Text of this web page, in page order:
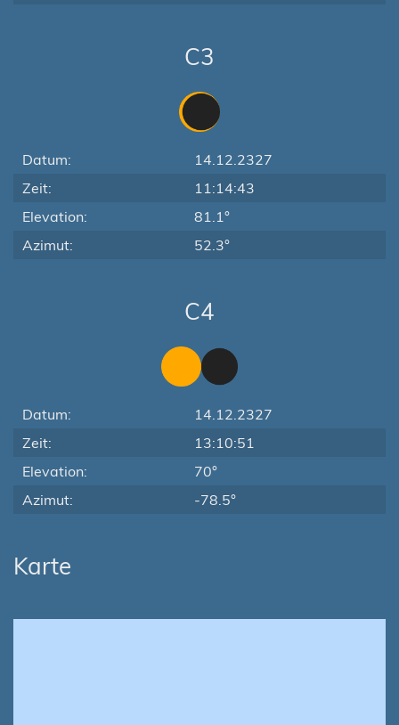
C3
Datum:
14.12.2327
Zeit:
11:14:43
Elevation:
81.1°
Azimut:
52.3°
C4
Datum:
14.12.2327
Zeit:
13:10:51
Elevation:
70°
Azimut:
-78.5°
Karte